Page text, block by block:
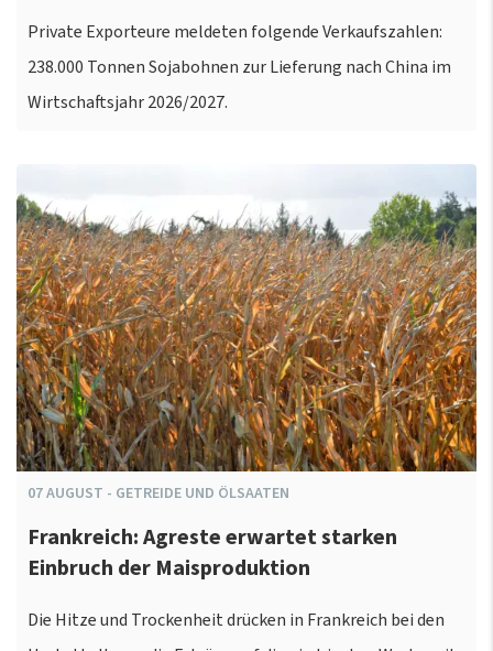
Private Exporteure meldeten folgende Verkaufszahlen:
238.000 Tonnen Sojabohnen zur Lieferung nach China im
Wirtschaftsjahr 2026/2027.
07AUGUST - GETREIDE UND ÖLSAATEN
Frankreich: Agreste erwartet starken
Einbruch der Maisproduktion
Die Hitze und Trockenheit drücken in Frankreich bei den